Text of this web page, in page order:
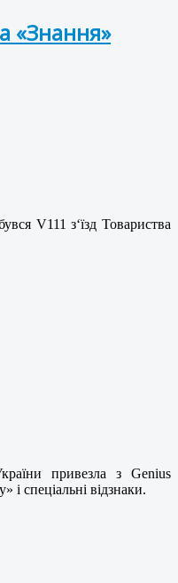
«Знання»
V111 з‘їзд Товариства
привезла з Genius
спеціальні відзнаки.